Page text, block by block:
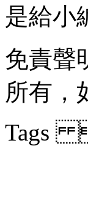
是給小
免責聲
所有
Tags